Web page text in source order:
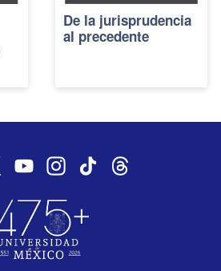
De la jurisprudencia
al precedente